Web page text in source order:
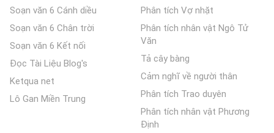
Soạn văn 6 Cánh diều
Soạn văn 6 Chân trời
Soạn văn 6 Kết nối
Đọc Tài Liệu Blog's
Ketqua net
Lô Gan Miền Trung
Phân tích Vợ nhặt
Phân tích nhân vật Ngô Tử
Văn
Tả cây bàng
Cảm nghĩ về người thân
Phân tích Trao duyên
Phân tích nhân vật Phương
Định